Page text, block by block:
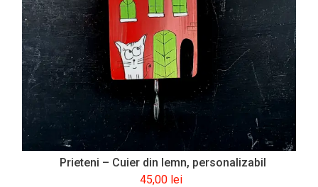
Prieteni – Cuier din lemn, personalizabil
45,00 lei